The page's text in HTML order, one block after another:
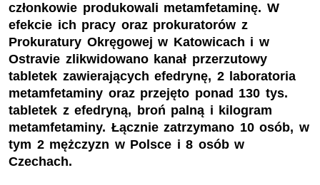
członkowie produkowali metamfetaminę. W
efekcie ich pracy oraz prokuratorów z
Prokuratury Okręgowej w Katowicach i w
Ostravie zlikwidowano kanał przerzutowy
tabletek zawierających efedrynę, 2 laboratoria
metamfetaminy oraz przejęto ponad 130 tys.
tabletek z efedryną, broń palną i kilogram
metamfetaminy. Łącznie zatrzymano 10 osób, w
tym 2 mężczyzn w Polsce i 8 osób w
Czechach.